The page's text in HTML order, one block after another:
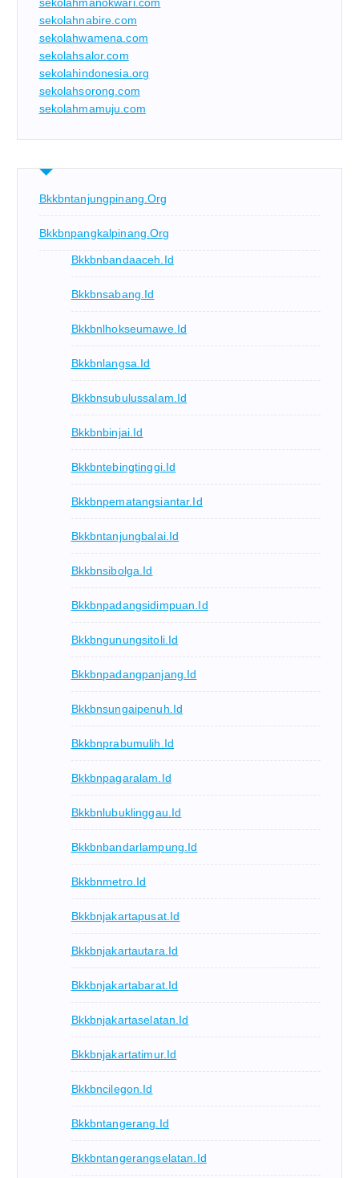
sekolahmanokwari.com
sekolahnabire.com
sekolahwamena.com
sekolahsalor.com
sekolahindonesia.org
sekolahsorong.com
sekolahmamuju.com
Bkkbntanjungpinang.org
Bkkbnpangkalpinang.org
Bkkbnbandaaceh.id
Bkkbnsabang.id
Bkkbnlhokseumawe.id
Bkkbnlangsa.id
Bkkbnsubulussalam.id
Bkkbnbinjai.id
Bkkbntebingtinggi.id
Bkkbnpematangsiantar.id
Bkkbntanjungbalai.id
Bkkbnsibolga.id
Bkkbnpadangsidimpuan.id
Bkkbngunungsitoli.id
Bkkbnpadangpanjang.id
Bkkbnsungaipenuh.id
Bkkbnprabumulih.id
Bkkbnpagaralam.id
Bkkbnlubuklinggau.id
Bkkbnbandarlampung.id
Bkkbnmetro.id
Bkkbnjakartapusat.id
Bkkbnjakartautara.id
Bkkbnjakartabarat.id
Bkkbnjakartaselatan.id
Bkkbnjakartatimur.id
Bkkbncilegon.id
Bkkbntangerang.id
Bkkbntangerangselatan.id